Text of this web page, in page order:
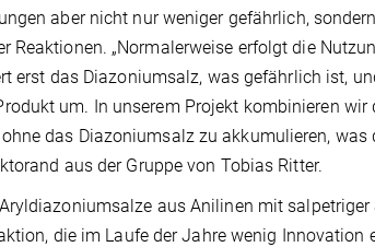
aber nicht nur weniger gefährlich,
Reaktionen. „Normalerweise erfolgt die
erst das Diazoniumsalz, was gefährlich ist,
um. In unserem Projekt kombinieren
das Diazoniumsalz zu akkumulieren,
aus der Gruppe von Tobias Ritter.
aus Anilinen mit
die im Laufe der Jahre wenig Innovation